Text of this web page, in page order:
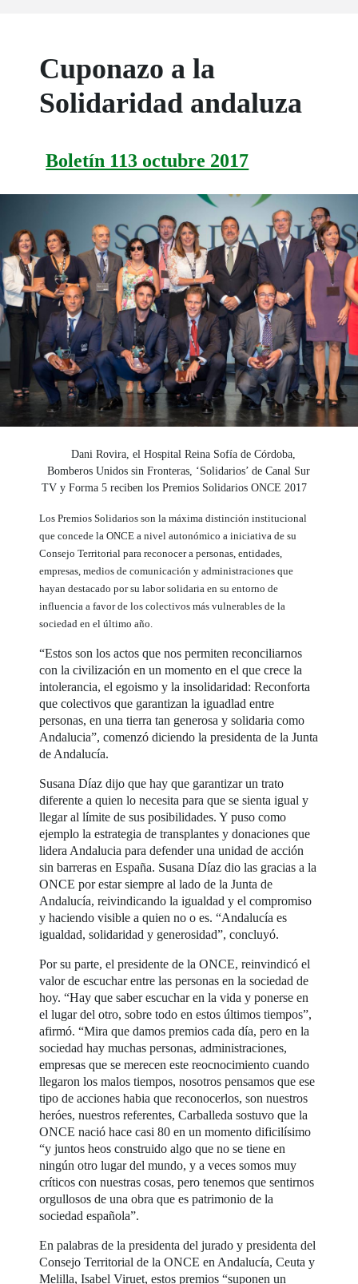
Cuponazo a la
Solidaridad andaluza
Boletín 113 octubre 2017
Dani Rovira, el Hospital Reina Sofía de Córdoba,
Bomberos Unidos sin Fronteras, ‘Solidarios’ de Canal Sur
TV y Forma 5 reciben los Premios Solidarios ONCE 2017
Los Premios Solidarios son la máxima distinción institucional
que concede la ONCE a nivel autonómico a iniciativa de su
Consejo Territorial para reconocer a personas, entidades,
empresas, medios de comunicación y administraciones que
hayan destacado por su labor solidaria en su entorno de
influencia a favor de los colectivos más vulnerables de la
sociedad en el último año.
“Estos son los actos que nos permiten reconciliarnos
con la civilización en un momento en el que crece la
intolerancia, el egoismo y la insolidaridad: Reconforta
que colectivos que garantizan la iguadlad entre
personas, en una tierra tan generosa y solidaria como
Andalucia”, comenzó diciendo la presidenta de la Junta
de Andalucía.
Susana Díaz dijo que hay que garantizar un trato
diferente a quien lo necesita para que se sienta igual y
llegar al límite de sus posibilidades. Y puso como
ejemplo la estrategia de transplantes y donaciones que
lidera Andalucia para defender una unidad de acción
sin barreras en España. Susana Díaz dio las gracias a la
ONCE por estar siempre al lado de la Junta de
Andalucía, reivindicando la igualdad y el compromiso
y haciendo visible a quien no o es. “Andalucía es
igualdad, solidaridad y generosidad”, concluyó.
Por su parte, el presidente de la ONCE, reinvindicó el
valor de escuchar entre las personas en la sociedad de
hoy. “Hay que saber escuchar en la vida y ponerse en
el lugar del otro, sobre todo en estos últimos tiempos”,
afirmó. “Mira que damos premios cada día, pero en la
sociedad hay muchas personas, administraciones,
empresas que se merecen este reocnocimiento cuando
llegaron los malos tiempos, nosotros pensamos que ese
tipo de acciones habia que reconocerlos, son nuestros
heróes, nuestros referentes, Carballeda sostuvo que la
ONCE nació hace casi 80 en un momento dificilísimo
“y juntos heos construido algo que no se tiene en
ningún otro lugar del mundo, y a veces somos muy
críticos con nuestras cosas, pero tenemos que sentirnos
orgullosos de una obra que es patrimonio de la
sociedad española”.
En palabras de la presidenta del jurado y presidenta del
Consejo Territorial de la ONCE en Andalucía, Ceuta y
Melilla, Isabel Viruet, estos premios “suponen un